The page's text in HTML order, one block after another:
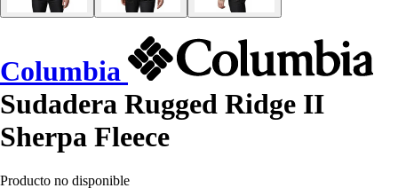
Columbia
Sudadera Rugged Ridge II
Sherpa Fleece
Producto no disponible